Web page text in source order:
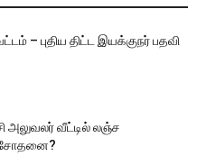
– புதிய திட்ட இயக்குநர் பதவி
அலுவலர் வீட்டில் லஞ்ச
சோதனை?